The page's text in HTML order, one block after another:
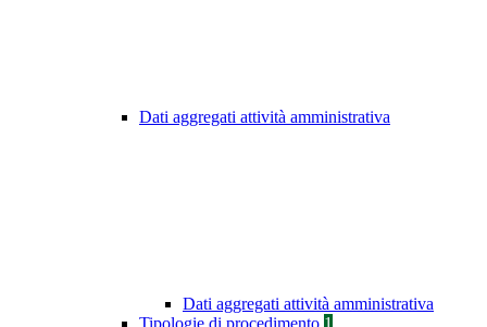
Dati aggregati attività amministrativa
Dati aggregati attività amministrativa